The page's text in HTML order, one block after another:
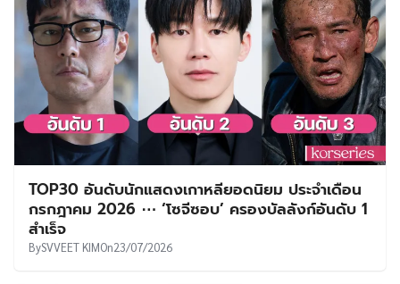
TOP30 อันดับนักแสดงเกาหลียอดนิยม ประจำเดือน
กรกฎาคม 2026 ⋯ ‘โซจีซอบ’ ครองบัลลังก์อันดับ 1
สำเร็จ
BySVVEET KIMOn23/07/2026